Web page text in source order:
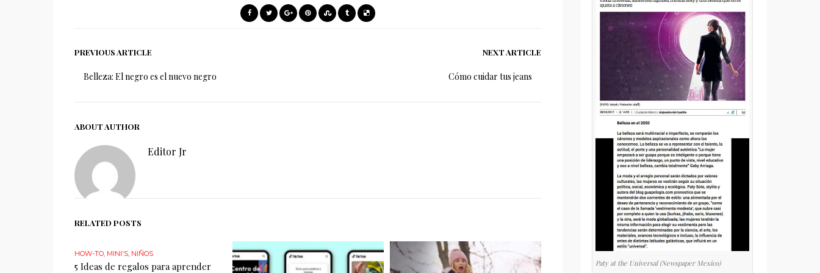
PREVIOUS ARTICLE
Belleza: El negro es el nuevo negro
NEXT ARTICLE
Cómo cuidar tus jeans
ABOUT AUTHOR
Editor Jr
RELATED POSTS
HOW-TO, MINI'S, NIÑOS
5 Ideas de regalos para aprender
Paty at the Universal (Newspaper Mexico)